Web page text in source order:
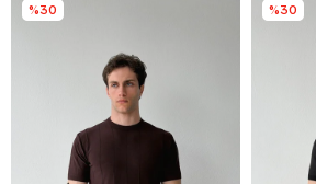
%30 %30